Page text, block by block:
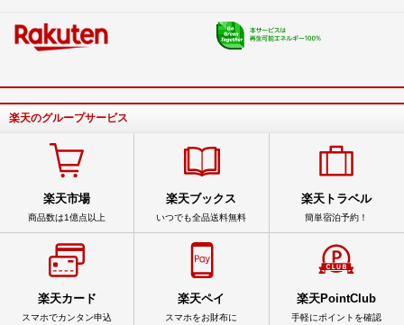
楽天のグループサービス
楽天市場
商品数は1億点以上
楽天ブックス
いつでも全品送料無料
楽天トラベル
簡単宿泊予約！
楽天カード
スマホでカンタン申込
楽天ペイ
スマホをお財布に
楽天PointClub
手軽にポイントを確認